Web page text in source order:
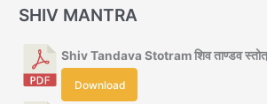
SHIV MANTRA
Shiv Tandava Stotram शिव ताण्डव
Download